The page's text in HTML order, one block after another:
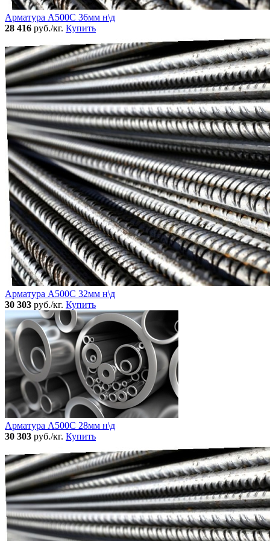
Арматура А500С 36мм н\д
28 416 руб./кг. Купить
Арматура А500С 32мм н\д
30 303 руб./кг. Купить
Арматура А500С 28мм н\д
30 303 руб./кг. Купить